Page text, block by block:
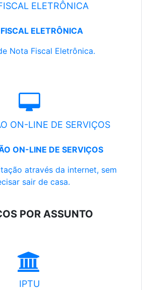
ELETRÔNICA
ELETRÔNICA
Nota Fiscal Eletrônica.
ON-LINE DE SERVIÇOS
ON-LINE DE SERVIÇOS
através da internet, sem
sair de casa.
POR ASSUNTO
IPTU